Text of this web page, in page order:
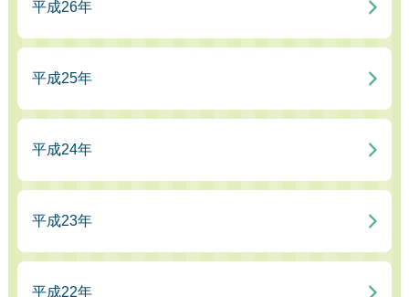
平成26年
平成25年
平成24年
平成23年
平成22年